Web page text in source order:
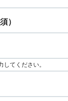
）
てください。